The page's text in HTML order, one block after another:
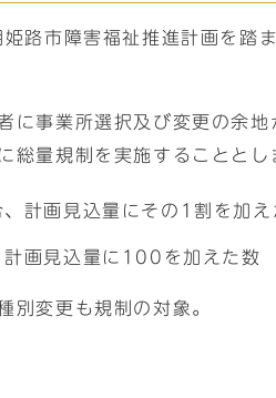
路市障害福祉推進計画を踏
に事業所選択及び変更の余
総量規制を実施することとし
計画見込量にその1割を加え
画見込量に100を加えた数
変更も規制の対象。